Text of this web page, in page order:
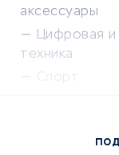
аксессуары
Цифровая
техника
Спорт
Сервисы